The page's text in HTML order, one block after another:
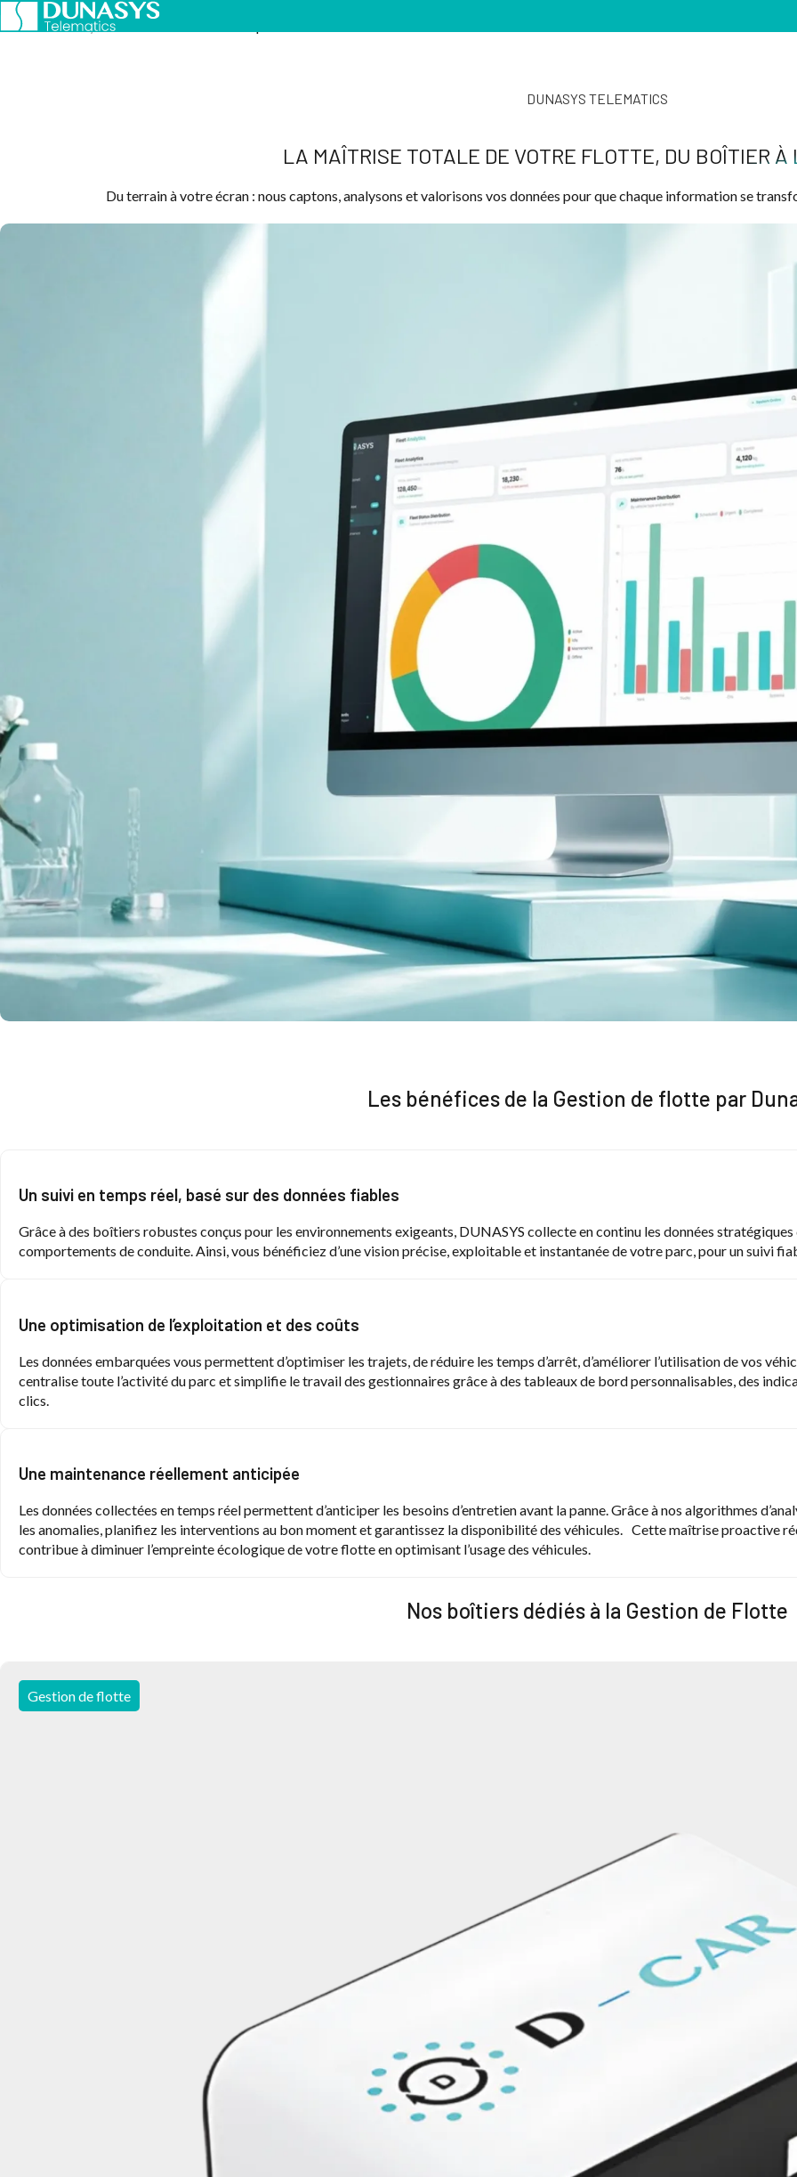
Accueil Dunasys Telematics
DUNASYS TELEMATICS
LA MAÎTRISE TOTALE DE VOTRE FLOTTE, DU BOÎTIER À
Du terrain à votre écran : nous captons, analysons et valorisons vos données pour que chaque information se
Les bénéfices de la Gestion de flotte par
Un suivi en temps réel, basé sur des données fiables
Grâce à des boîtiers robustes conçus pour les environnements exigeants, DUNASYS collecte en continu les données
comportements de conduite. Ainsi, vous bénéficiez d’une vision précise, exploitable et instantanée de votre parc, pour un suivi
Une optimisation de l’exploitation et des coûts
Les données embarquées vous permettent d’optimiser les trajets, de réduire les temps d’arrêt, d’améliorer l’utilisation de vos
centralise toute l’activité du parc et simplifie le travail des gestionnaires grâce à des tableaux de bord personnalisables, des
clics.
Une maintenance réellement anticipée
Les données collectées en temps réel permettent d’anticiper les besoins d’entretien avant la panne. Grâce à nos algorithmes
les anomalies, planifiez les interventions au bon moment et garantissez la disponibilité des véhicules. Cette maîtrise proactive
contribue à diminuer l’empreinte écologique de votre flotte en optimisant l’usage des véhicules.
Nos boîtiers dédiés à la Gestion de Flotte
Gestion de flotte